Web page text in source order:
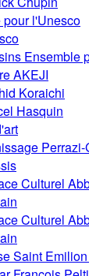
pour l'Unesco
Ensemble
AKEJI
Koraichi
Hasquin
Perrazi-
Culturel
Culturel
Saint